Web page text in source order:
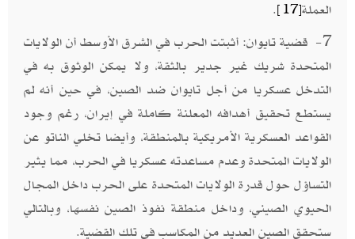
العملة[17]
.
7- قضية تايوان: أثبتت الحرب في الشرق الأوسط أن الولايات
المتحدة شريك غير جدير بالثقة، ولا يمكن الوثوق به في
التدخل عسكريا من أجل تايوان ضد الصين، في حين أنه لم
يستطع تحقيق أهدافه المعلنة كاملة في إيران، رغم وجود
القواعد العسكرية الأمريكية بالمنطقة، وأيضا تخلي الناتو عن
الولايات المتحدة وعدم مساعدته عسكريا في الحرب، مما يثير
التساؤل حول قدرة الولايات المتحدة على الحرب داخل المجال
الحيوي الصيني، وداخل منطقة نفوذ الصين نفسها، وبالتالي
ستحقق الصين العديد من المكاسب في تلك القضية.